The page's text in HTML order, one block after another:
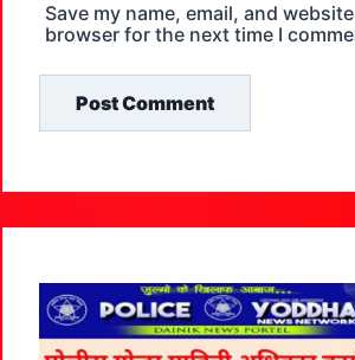
Save my name, email, and
browser for the next time I